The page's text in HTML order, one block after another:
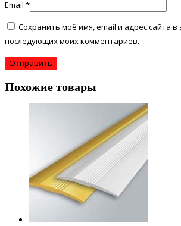
Email *
Сохранить моё имя, email и адрес сайта в
последующих моих комментариев.
Похожие товары